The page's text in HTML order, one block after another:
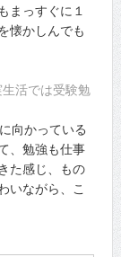
まっすぐに１
懐かしんでも
活では受験勉
向かっている
、勉強も仕事
た感じ、もの
いながら、こ